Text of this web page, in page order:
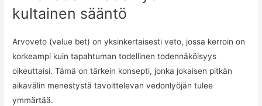
kultainen sääntö
Arvoveto (value bet) on yksinkertaisesti veto, jossa kerroin on
korkeampi kuin tapahtuman todellinen todennäköisyys
oikeuttaisi. Tämä on tärkein konsepti, jonka jokaisen pitkän
aikavälin menestystä tavoittelevan vedonlyöjän tulee
ymmärtää.